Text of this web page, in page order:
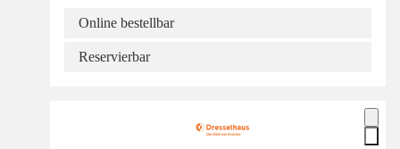
Online bestellbar
Reservierbar